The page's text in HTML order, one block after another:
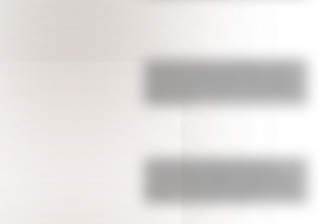
Juana Azurduy y María Remedios
17 de agosto para docentes:
primer y segundo ciclo